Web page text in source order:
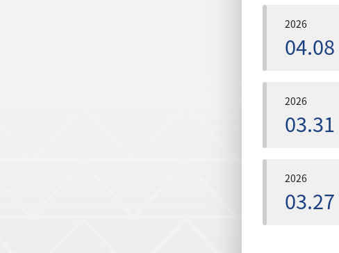
2026
04.08
2026
03.31
2026
03.27